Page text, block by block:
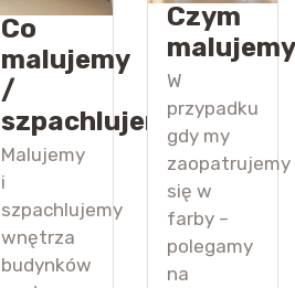
Co
malujemy
/
szpachlujemy?
Malujemy
i
szpachlujemy
wnętrza
budynków
Czym
W
przypadku
gdy my
zaopatrujemy
się w
farby –
polegamy
na